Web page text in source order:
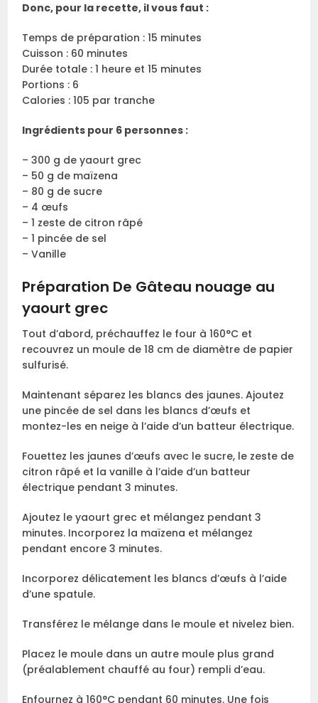
Donc, pour la recette, il vous faut :
Temps de préparation : 15 minutes
Cuisson : 60 minutes
Durée totale : 1 heure et 15 minutes
Portions : 6
Calories : 105 par tranche
Ingrédients pour 6 personnes :
– 300 g de yaourt grec
– 50 g de maïzena
– 80 g de sucre
– 4 œufs
– 1 zeste de citron râpé
– 1 pincée de sel
– Vanille
Préparation De Gâteau nouage au
yaourt grec
Tout d’abord, préchauffez le four à 160°C et
recouvrez un moule de 18 cm de diamètre de papier
sulfurisé.
Maintenant séparez les blancs des jaunes. Ajoutez
une pincée de sel dans les blancs d’œufs et
montez-les en neige à l’aide d’un batteur électrique.
Fouettez les jaunes d’œufs avec le sucre, le zeste de
citron râpé et la vanille à l’aide d’un batteur
électrique pendant 3 minutes.
Ajoutez le yaourt grec et mélangez pendant 3
minutes. Incorporez la maïzena et mélangez
pendant encore 3 minutes.
Incorporez délicatement les blancs d’œufs à l’aide
d’une spatule.
Transférez le mélange dans le moule et nivelez bien.
Placez le moule dans un autre moule plus grand
(préalablement chauffé au four) rempli d’eau.
Enfournez à 160°C pendant 60 minutes. Une fois